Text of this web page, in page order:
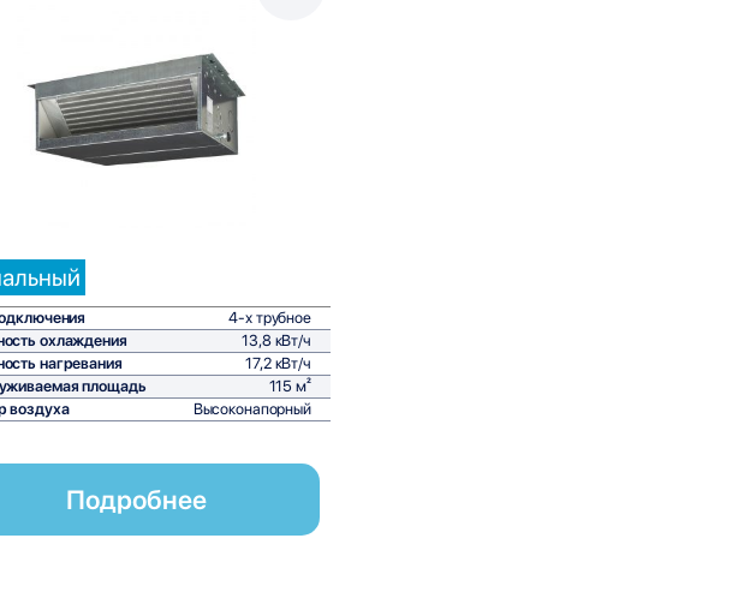
Сравнить
4-х трубное
охлаждения
13,8 кВт/ч
нагревания
17,2 кВт/ч
площадь
115 м²
воздуха
Высоконапорный
Подробнее